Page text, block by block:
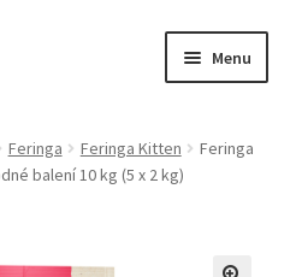
Menu
Feringa Feringa Kitten
Feringa
balení 10 kg (5 x 2 kg)